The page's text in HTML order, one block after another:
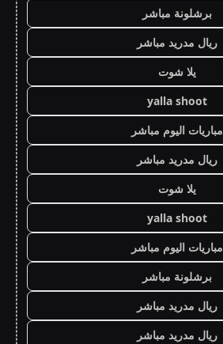
برشلونة مباشر
ريال مدريد مباشر
يلا شوت
yalla shoot
مباريات اليوم مباشر
ريال مدريد مباشر
يلا شوت
yalla shoot
مباريات اليوم مباشر
برشلونة مباشر
ريال مدريد مباشر
ريال مدريد مباشر